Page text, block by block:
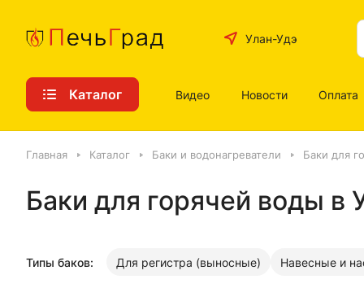
Улан-Удэ
Каталог Видео Новости Оплата
Главная Каталог Баки и водонагреватели Баки для
Баки для горячей воды в
Типы баков: Для регистра (выносные) Навесные и